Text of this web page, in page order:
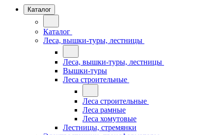
Каталог
Каталог
Леса, вышки-туры, лестницы
Леса, вышки-туры, лестницы
Вышки-туры
Леса строительные
Леса строительные
Леса рамные
Леса хомутовые
Лестницы, стремянки